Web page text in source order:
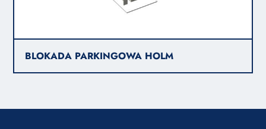
BLOKADA PARKINGOWA HOLM